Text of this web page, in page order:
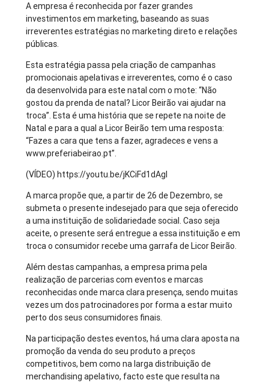
A empresa é reconhecida por fazer grandes
investimentos em marketing, baseando as suas
irreverentes estratégias no marketing direto e relações
públicas.
Esta estratégia passa pela criação de campanhas
promocionais apelativas e irreverentes, como é o caso
da desenvolvida para este natal com o mote: “Não
gostou da prenda de natal? Licor Beirão vai ajudar na
troca”. Esta é uma história que se repete na noite de
Natal e para a qual a Licor Beirão tem uma resposta:
“Fazes a cara que tens a fazer, agradeces e vens a
www.preferiabeirao.pt”.
(VÍDEO) https://youtu.be/jKCiFd1dAgI
A marca propõe que, a partir de 26 de Dezembro, se
submeta o presente indesejado para que seja oferecido
a uma instituição de solidariedade social. Caso seja
aceite, o presente será entregue a essa instituição e em
troca o consumidor recebe uma garrafa de Licor Beirão.
Além destas campanhas, a empresa prima pela
realização de parcerias com eventos e marcas
reconhecidas onde marca clara presença, sendo muitas
vezes um dos patrocinadores por forma a estar muito
perto dos seus consumidores finais.
Na participação destes eventos, há uma clara aposta na
promoção da venda do seu produto a preços
competitivos, bem como na larga distribuição de
merchandising apelativo, facto este que resulta na